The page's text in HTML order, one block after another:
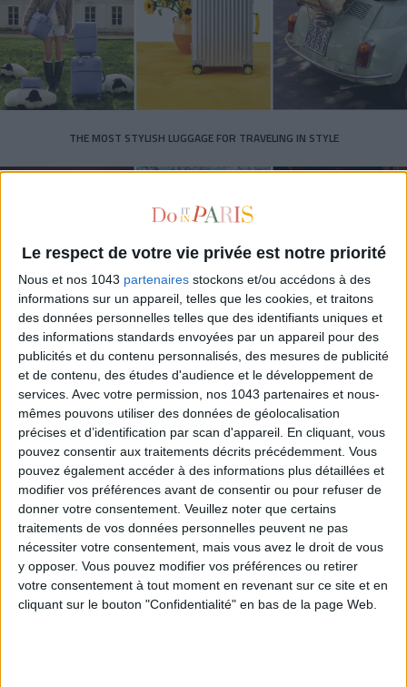
Le respect de votre vie privée est notre priorité
Nous et nos 1043 partenaires stockons et/ou accédons à des
informations sur un appareil, telles que les cookies, et traitons
des données personnelles telles que des identifiants uniques et
des informations standards envoyées par un appareil pour des
publicités et du contenu personnalisés, des mesures de publicité
et de contenu, des études d'audience et le développement de
services. Avec votre permission, nos 1043 partenaires et nous-
mêmes pouvons utiliser des données de géolocalisation
précises et d’identification par scan d'appareil. En cliquant, vous
pouvez consentir aux traitements décrits précédemment. Vous
pouvez également accéder à des informations plus détaillées et
modifier vos préférences avant de consentir ou pour refuser de
donner votre consentement. Veuillez noter que certains
traitements de vos données personnelles peuvent ne pas
nécessiter votre consentement, mais vous avez le droit de vous
y opposer. Vous pouvez modifier vos préférences ou retirer
votre consentement à tout moment en revenant sur ce site et en
cliquant sur le bouton "Confidentialité" en bas de la page Web.
THE MOST STYLISH LUGGAGE FOR TRAVELING IN STYLE
ÉLYSÉE - ÉTOILE: CHIC ADDRESSES TO REMEMBER
SUMMER JEWELRY THAT CAPTURES THE SEASON